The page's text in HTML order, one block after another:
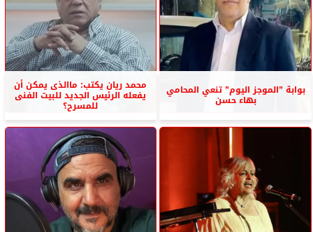
بوابة ”الموجز اليوم” تنعي المحامي
بهاء حسن
محمد ريان يكتب: ماالذى يمكن أن
يفعله الرئيس الجديد للبيت الفنى
للمسرح؟